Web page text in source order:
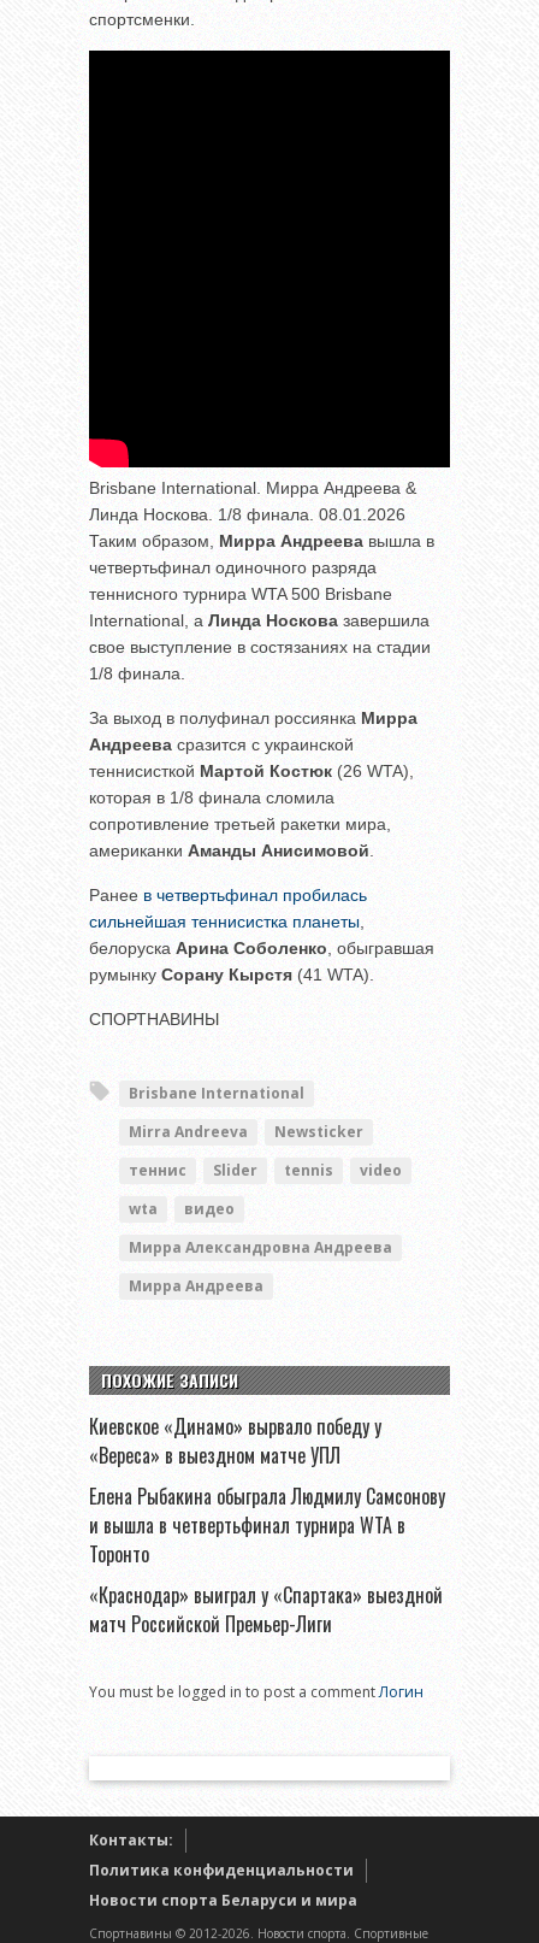
спортсменки.
Brisbane International. Мирра Андреева &
Линда Носкова. 1/8 финала. 08.01.2026
Таким образом, Мирра Андреева вышла в
четвертьфинал одиночного разряда
теннисного турнира WTA 500 Brisbane
International, а Линда Носкова завершила
свое выступление в состязаниях на стадии
1/8 финала.
За выход в полуфинал россиянка Мирра
Андреева сразится с украинской
теннисисткой Мартой Костюк (26 WTA),
которая в 1/8 финала сломила
сопротивление третьей ракетки мира,
американки Аманды Анисимовой.
Ранее в четвертьфинал пробилась
сильнейшая теннисистка планеты,
белоруска Арина Соболенко, обыгравшая
румынку Сорану Кырстя (41 WTA).
СПОРТНАВИНЫ
Brisbane International
Mirra Andreeva
Newsticker
теннис
Slider tennis
video
wta
видео
Мирра Александровна Андреева
Мирра Андреева
ПОХОЖИЕ ЗАПИСИ
Киевское «Динамо» вырвало победу у
«Вереса» в выездном матче УПЛ
Елена Рыбакина обыграла Людмилу Самсонову
и вышла в четвертьфинал турнира WTA в
Торонто
«Краснодар» выиграл у «Спартака» выездной
матч Российской Премьер-Лиги
You must be logged in to post a commentЛогин
Контакты:
Политика конфиденциальности
Новости спорта Беларуси и мира
Спортнавины © 2012-2026. Новости спорта. Спортивные